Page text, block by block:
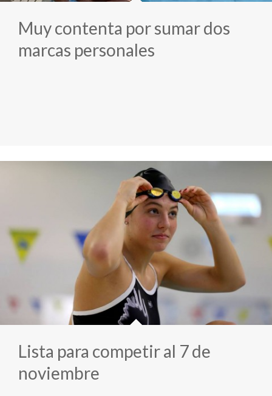
Muy contenta por sumar dos
marcas personales
Lista para competir al 7 de
noviembre